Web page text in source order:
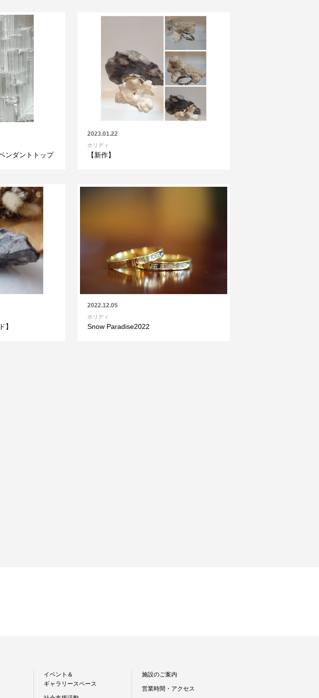
ンダントトップ
2023.01.22
ホリディ
【新作】
】
2022.12.05
ホリディ
Snow Paradise2022
イベント＆
ギャラリースペース
施設のご案内
営業時間・アクセス